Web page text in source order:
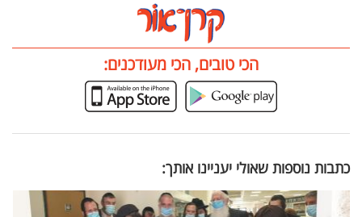
הכי טובים, הכי מעודכנים:
כתבות נוספות שאולי יעניינו אותך: